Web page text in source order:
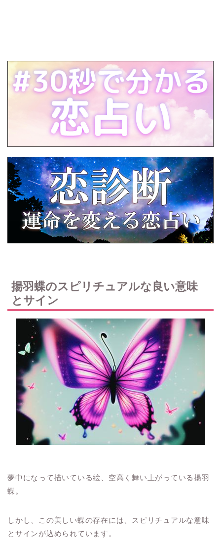
揚羽蝶のスピリチュアルな良い意味
とサイン
夢中になって描いている絵、空高く舞い上がっている揚羽
蝶。
しかし、この美しい蝶の存在には、スピリチュアルな意味
とサインが込められています。